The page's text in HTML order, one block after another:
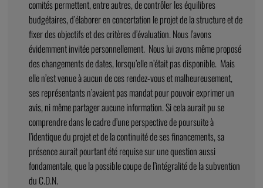
comités permettent, entre autres, de contrôler les équilibres
budgétaires, d’élaborer en concertation le projet de la structure et de
fixer des objectifs et des critères d’évaluation. Nous l’avons
évidemment invitée personnellement. Nous lui avons même proposé
des changements de dates, lorsqu’elle n’était pas disponible. Mais
elle n’est venue à aucun de ces rendez-vous et malheureusement,
ses représentants n’avaient pas mandat pour pouvoir exprimer un
avis, ni même partager aucune information. Si cela aurait pu se
comprendre dans le cadre d’une perspective de poursuite à
l’identique du projet et de la continuité de ses financements, sa
présence aurait pourtant été requise sur une question aussi
fondamentale, que la possible coupe de l’intégralité de la subvention
du C.D.N.